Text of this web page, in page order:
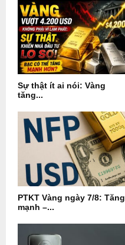
Sự thật ít ai nói: Vàng
tăng...
PTKT Vàng ngày 7/8: Tăng
mạnh –...